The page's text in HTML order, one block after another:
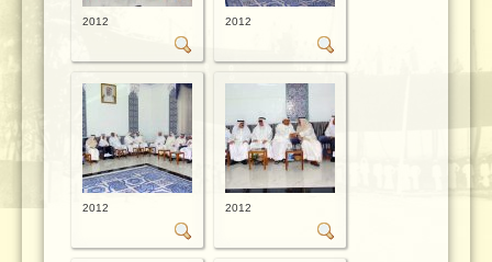
2012 2012
2012 2012